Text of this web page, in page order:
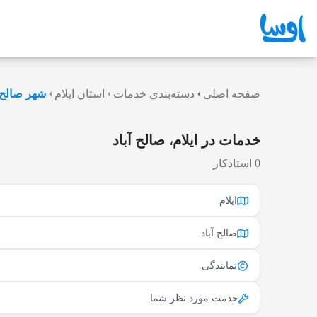
صفحه اصلی دسته‌بندی خدمات استان ایلام شهر صالح
خدمات در ایلام، صالح آباد
0 استادکار
ایلام
صالح آباد
نمایندگی
خدمت مورد نظر شما